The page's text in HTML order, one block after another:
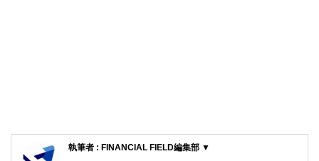
執筆者 : FINANCIAL FIELD編集部 ▼